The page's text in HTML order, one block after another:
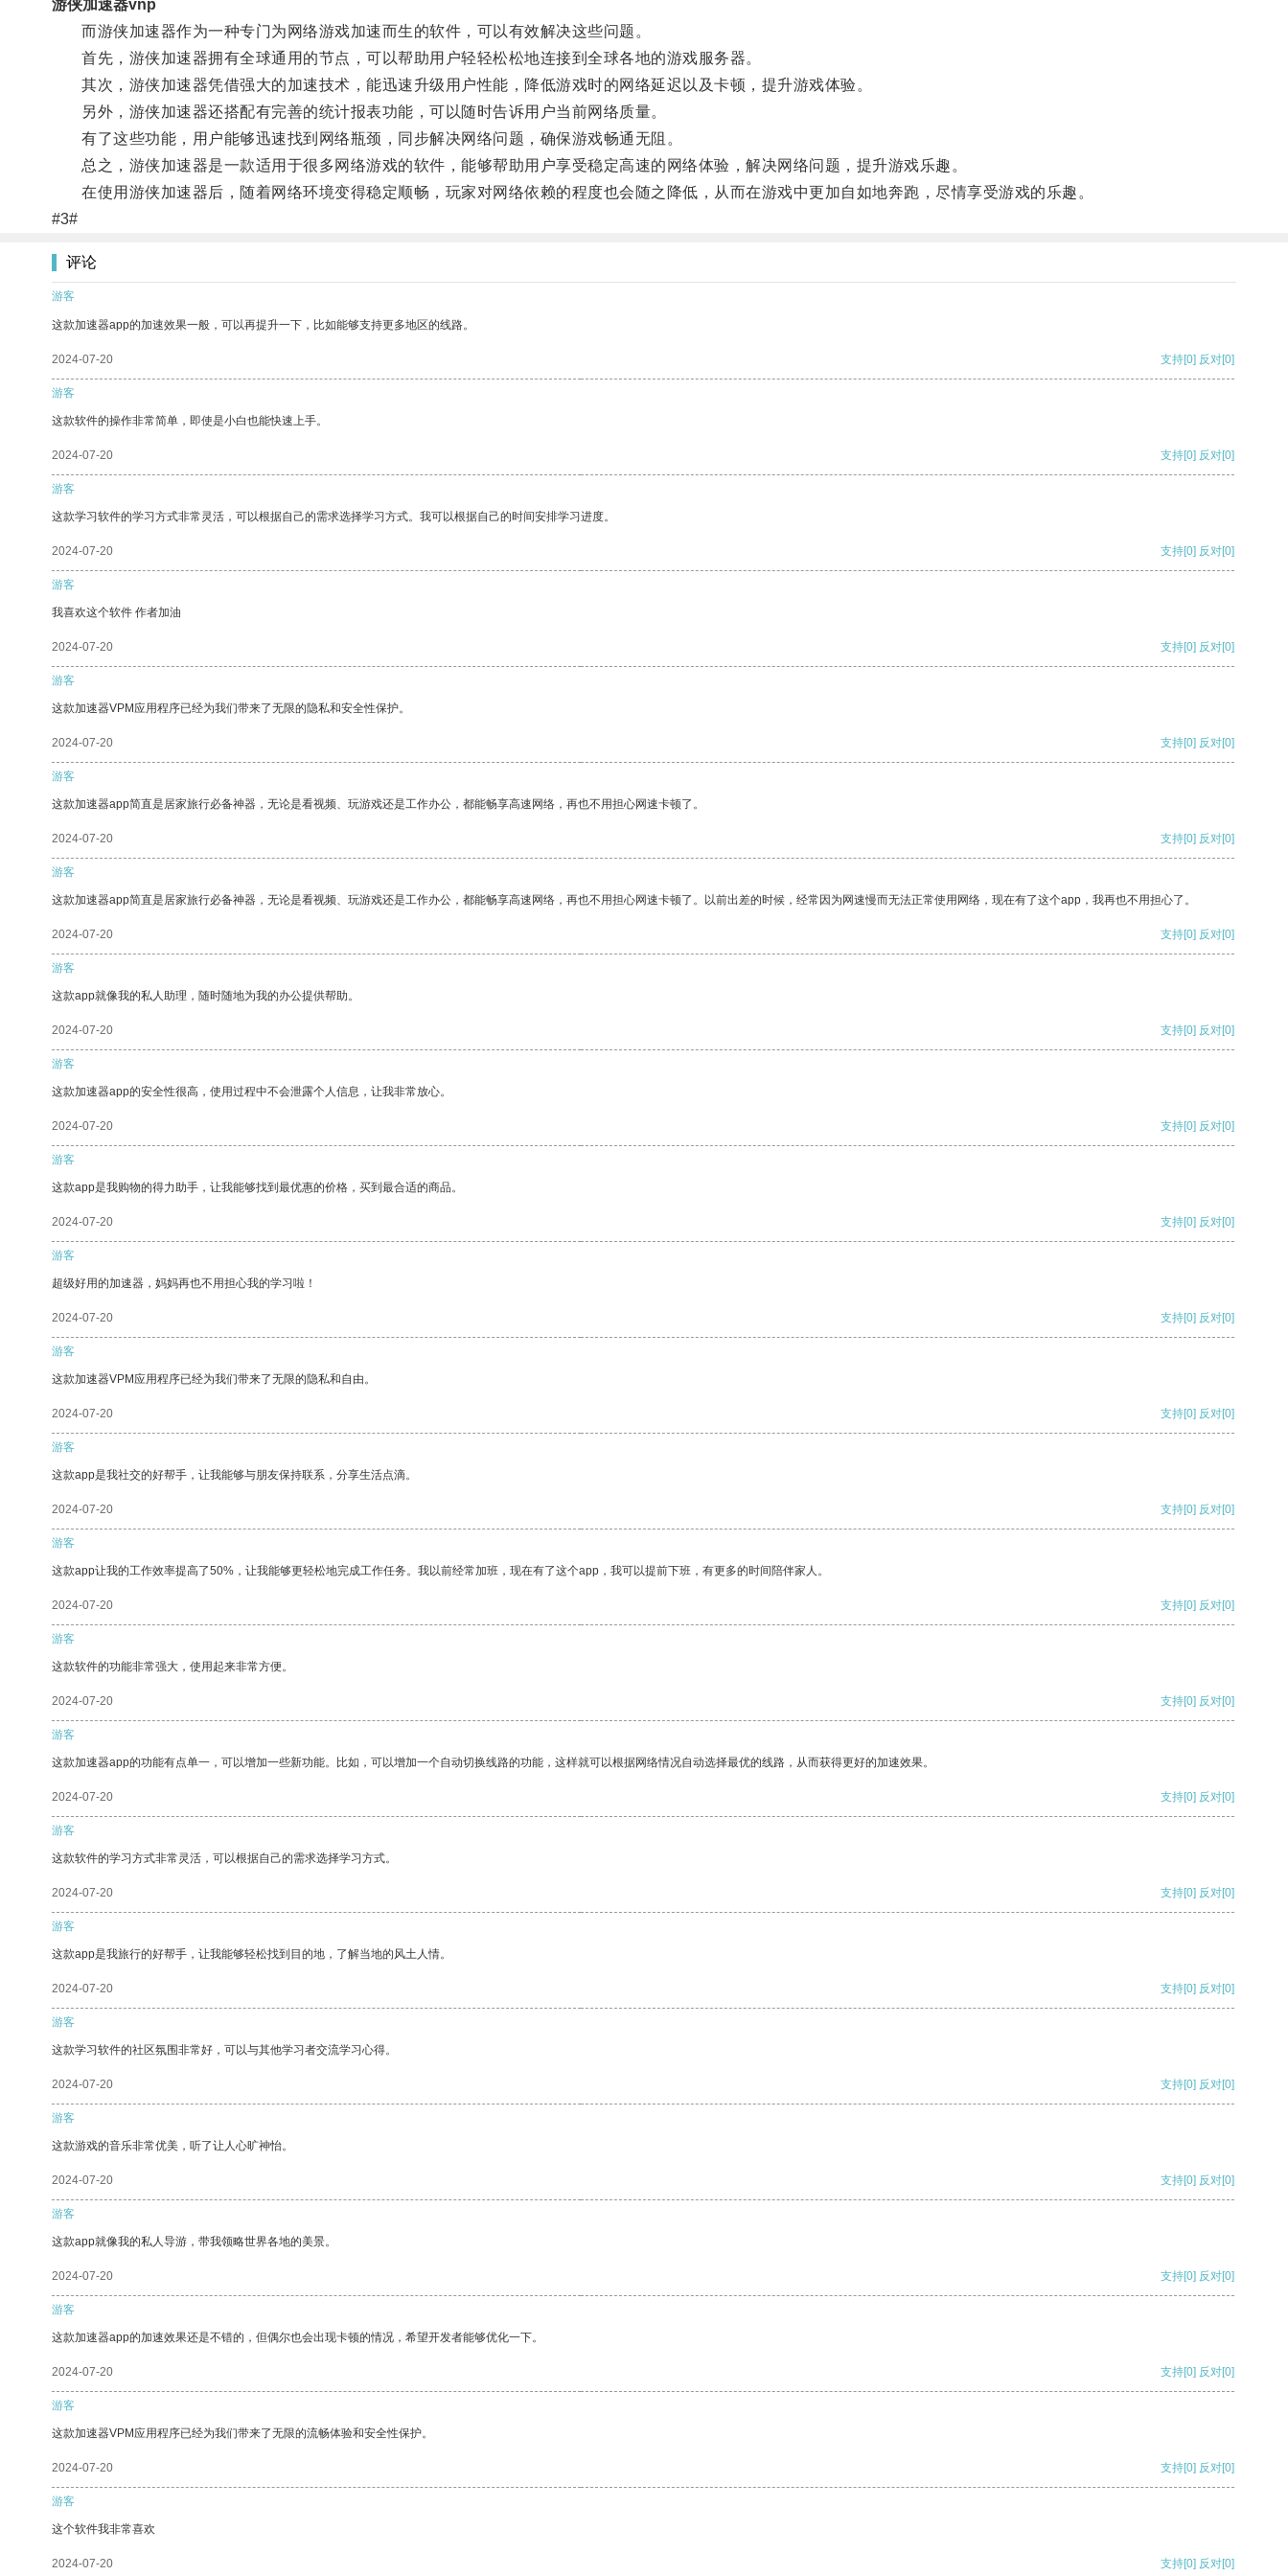
游侠加速器vnp
而游侠加速器作为一种专门为网络游戏加速而生的软件，可以有效解决这些问题。
首先，游侠加速器拥有全球通用的节点，可以帮助用户轻轻松松地连接到全球各地的游戏服务器。
其次，游侠加速器凭借强大的加速技术，能迅速升级用户性能，降低游戏时的网络延迟以及卡顿，提升游戏体验。
另外，游侠加速器还搭配有完善的统计报表功能，可以随时告诉用户当前网络质量。
有了这些功能，用户能够迅速找到网络瓶颈，同步解决网络问题，确保游戏畅通无阻。
总之，游侠加速器是一款适用于很多网络游戏的软件，能够帮助用户享受稳定高速的网络体验，解决网络问题，提升游戏乐趣。
在使用游侠加速器后，随着网络环境变得稳定顺畅，玩家对网络依赖的程度也会随之降低，从而在游戏中更加自如地奔跑，尽情享受游戏的乐趣。
#3#
评论
游客
这款加速器app的加速效果一般，可以再提升一下，比如能够支持更多地区的线路。
2024-07-20 支持[0] 反对[0]
游客
这款软件的操作非常简单，即使是小白也能快速上手。
2024-07-20 支持[0] 反对[0]
游客
这款学习软件的学习方式非常灵活，可以根据自己的需求选择学习方式。我可以根据自己的时间安排学习进度。
2024-07-20 支持[0] 反对[0]
游客
我喜欢这个软件 作者加油
2024-07-20 支持[0] 反对[0]
游客
这款加速器VPM应用程序已经为我们带来了无限的隐私和安全性保护。
2024-07-20 支持[0] 反对[0]
游客
这款加速器app简直是居家旅行必备神器，无论是看视频、玩游戏还是工作办公，都能畅享高速网络，再也不用担心网速卡顿了。
2024-07-20 支持[0] 反对[0]
游客
这款加速器app简直是居家旅行必备神器，无论是看视频、玩游戏还是工作办公，都能畅享高速网络，再也不用担心网速卡顿了。以前出差的时候，经常因为网速慢而无法正常使用网络，现在有了这个app，我再也不用担心了。
2024-07-20 支持[0] 反对[0]
游客
这款app就像我的私人助理，随时随地为我的办公提供帮助。
2024-07-20 支持[0] 反对[0]
游客
这款加速器app的安全性很高，使用过程中不会泄露个人信息，让我非常放心。
2024-07-20 支持[0] 反对[0]
游客
这款app是我购物的得力助手，让我能够找到最优惠的价格，买到最合适的商品。
2024-07-20 支持[0] 反对[0]
游客
超级好用的加速器，妈妈再也不用担心我的学习啦！
2024-07-20 支持[0] 反对[0]
游客
这款加速器VPM应用程序已经为我们带来了无限的隐私和自由。
2024-07-20 支持[0] 反对[0]
游客
这款app是我社交的好帮手，让我能够与朋友保持联系，分享生活点滴。
2024-07-20 支持[0] 反对[0]
游客
这款app让我的工作效率提高了50%，让我能够更轻松地完成工作任务。我以前经常加班，现在有了这个app，我可以提前下班，有更多的时间陪伴家人。
2024-07-20 支持[0] 反对[0]
游客
这款软件的功能非常强大，使用起来非常方便。
2024-07-20 支持[0] 反对[0]
游客
这款加速器app的功能有点单一，可以增加一些新功能。比如，可以增加一个自动切换线路的功能，这样就可以根据网络情况自动选择最优的线路，从而获得更好的加速效果。
2024-07-20 支持[0] 反对[0]
游客
这款软件的学习方式非常灵活，可以根据自己的需求选择学习方式。
2024-07-20 支持[0] 反对[0]
游客
这款app是我旅行的好帮手，让我能够轻松找到目的地，了解当地的风土人情。
2024-07-20 支持[0] 反对[0]
游客
这款学习软件的社区氛围非常好，可以与其他学习者交流学习心得。
2024-07-20 支持[0] 反对[0]
游客
这款游戏的音乐非常优美，听了让人心旷神怡。
2024-07-20 支持[0] 反对[0]
游客
这款app就像我的私人导游，带我领略世界各地的美景。
2024-07-20 支持[0] 反对[0]
游客
这款加速器app的加速效果还是不错的，但偶尔也会出现卡顿的情况，希望开发者能够优化一下。
2024-07-20 支持[0] 反对[0]
游客
这款加速器VPM应用程序已经为我们带来了无限的流畅体验和安全性保护。
2024-07-20 支持[0] 反对[0]
游客
这个软件我非常喜欢
2024-07-20 支持[0] 反对[0]